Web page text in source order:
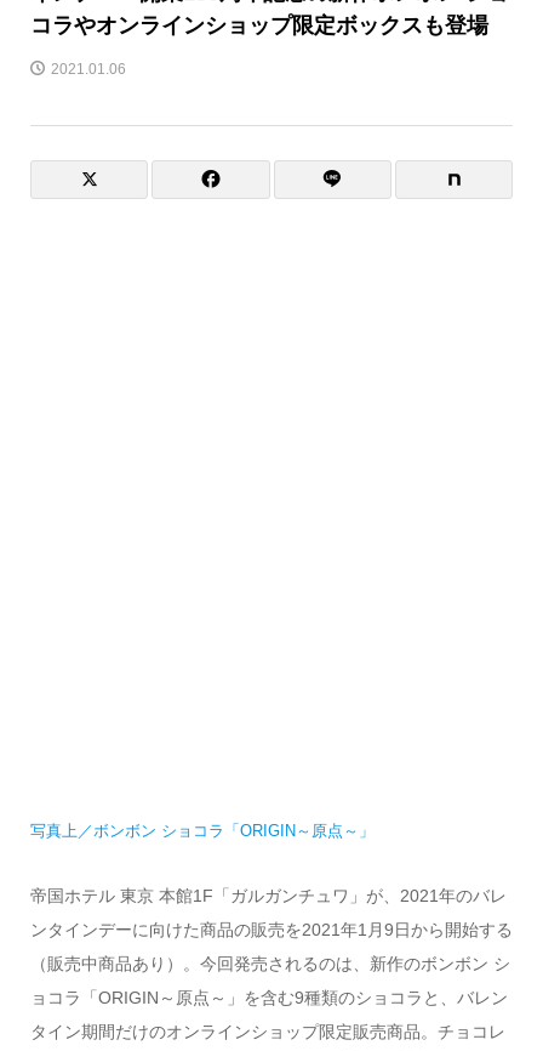
コラやオンラインショップ限定ボックスも登場
2021.01.06
写真上／ボンボン ショコラ「ORIGIN～原点～」
帝国ホテル 東京 本館1F「ガルガンチュワ」が、2021年のバレ
ンタインデーに向けた商品の販売を2021年1月9日から開始する
（販売中商品あり）。今回発売されるのは、新作のボンボン シ
ョコラ「ORIGIN～原点～」を含む9種類のショコラと、バレン
タイン期間だけのオンラインショップ限定販売商品。チョコレ